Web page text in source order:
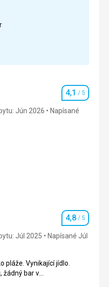
co se týče ultra all, je
automaticky pomocou
Hodnotenie
4,1 / 5
Jún 2026
Napísané
2,0/ 5
4,0/ 5
Hodnotenie
4,8 / 5
Júl 2025
Napísané Júl
pláže. Vynikající jídlo.
žádný bar v